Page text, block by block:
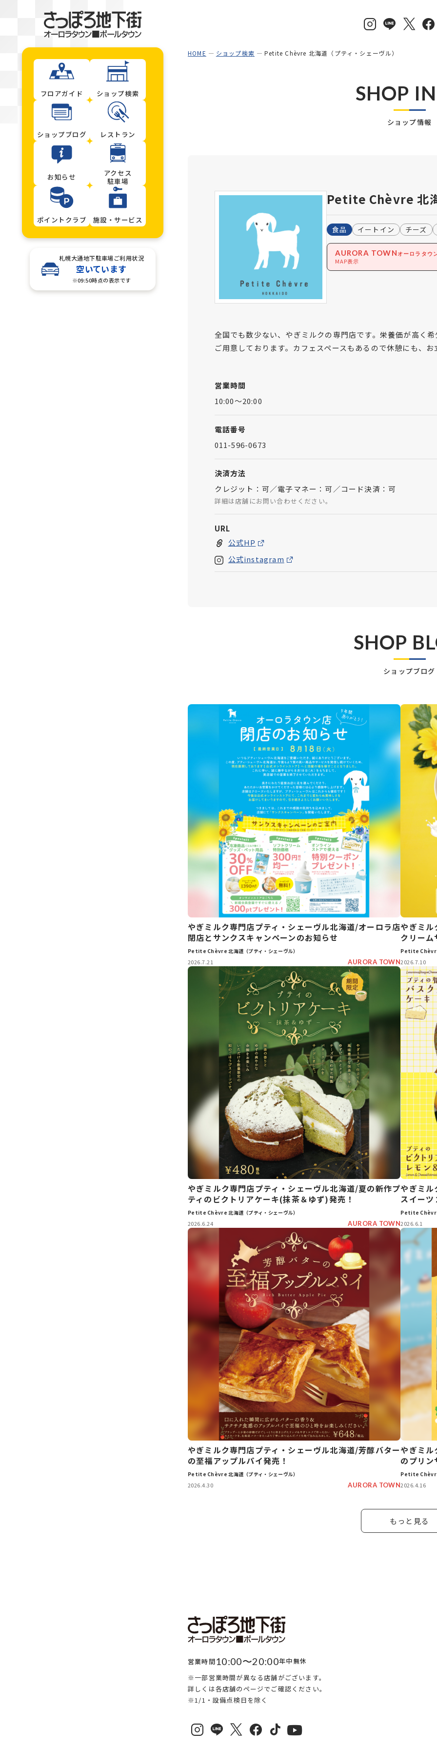
フロアガイド ショップ検索
ショップブログ レストラン
お知らせ
アクセス
駐車場
ポイントクラブ 施設・サービス
札幌大通地下駐車場ご利用状況
空いています
※09:50時点の表示です
HOME ショップ検索 Petite Chèvre 北海道（プティ・シェーヴル）
SHOP
ショップ情報
Petite Chèvre 北
食品 イートイン チーズ
AURORA TOWN オーロラタウ
MAP表示
全国でも数少ない、やぎミルクの専門店です。栄養価が高く
ご用意しております。カフェスペースもあるので休憩にも、
営業時間
10:00～20:00
電話番号
011-596-0673
決済方法
クレジット：可／電子マネー：可／コード決済：可
詳細は店舗にお問い合わせください。
URL
公式HP
公式instagram
SHOP
ショップブログ
やぎミルク専門店プティ・シェーヴル北海道/オーロラ店
閉店とサンクスキャンペーンのお知らせ
Petite Chèvre 北海道（プティ・シェーヴル）
2026.7.21 AURORA TOWN
やぎミ
クリー
Petite Chèvre
2026.7.10
やぎミルク専門店プティ・シェーヴル北海道/夏の新作プ
ティのビクトリアケーキ(抹茶＆ゆず)発売！
Petite Chèvre 北海道（プティ・シェーヴル）
2026.6.24 AURORA TOWN
やぎミ
スイー
Petite Chèvre
2026.6.1
やぎミルク専門店プティ・シェーヴル北海道/芳醇バター
の至福アップルパイ発売！
Petite Chèvre 北海道（プティ・シェーヴル）
2026.4.30 AURORA TOWN
やぎミ
のプリ
Petite Chèvre
2026.4.16
もっと見る
営業時間10:00〜20:00年中無休
※一部営業時間が異なる店舗がございます。
詳しくは各店舗のページでご確認ください。
※1/1・設備点検日を除く